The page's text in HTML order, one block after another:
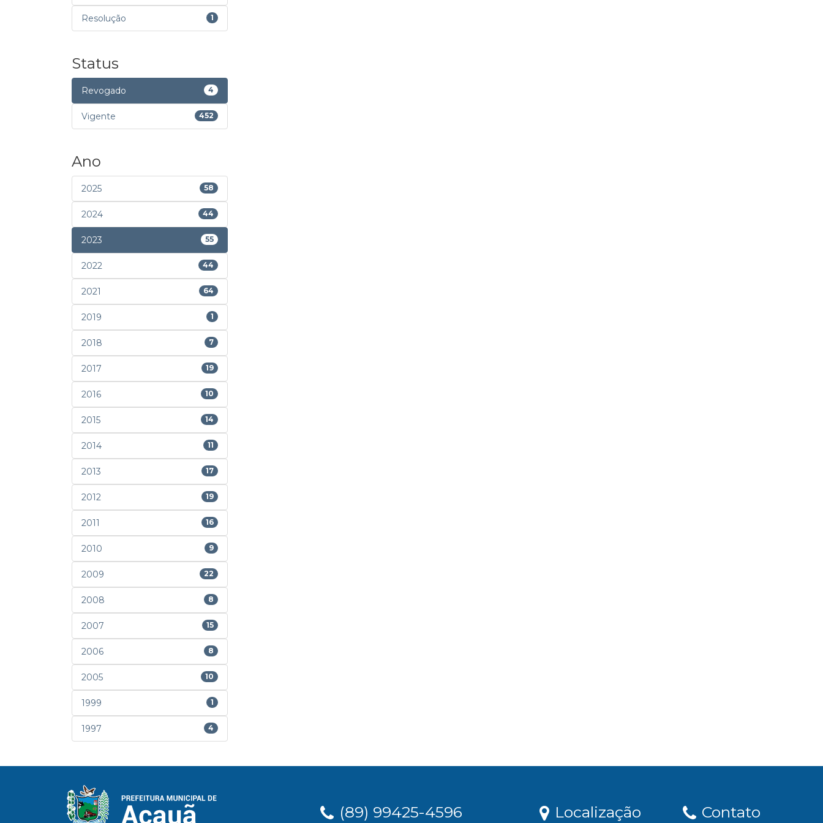
Resolução 1
Status
Revogado 4
Vigente 452
Ano
2025 58
2024 44
2023 55
2022 44
2021 64
2019 1
2018 7
2017 19
2016 10
2015 14
2014 11
2013 17
2012 19
2011 16
2010 9
2009 22
2008 8
2007 15
2006 8
2005 10
1999 1
1997 4
(89) 99425-4596 Localização Contato